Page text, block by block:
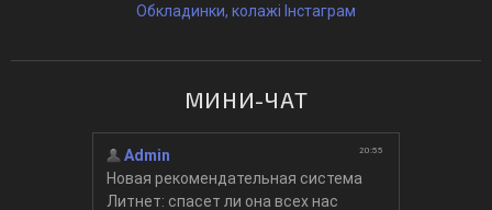
Обкладинки, колажі Інстаграм
МИНИ-ЧАТ